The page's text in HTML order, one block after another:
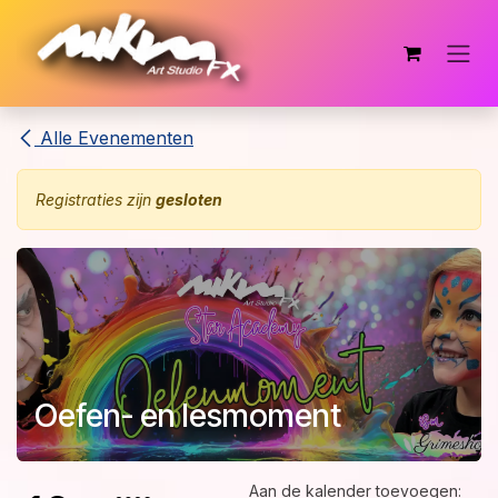
Overslaan naar inhoud
Alle Evenementen
Registraties zijn gesloten
Oefen- en lesmoment
Aan de kalender toevoegen: